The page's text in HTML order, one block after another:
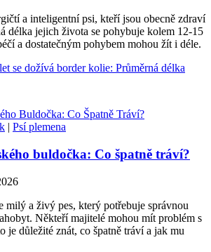
a inteligentní psi, kteří jsou obecně zdraví
délka jejich života se pohybuje kolem 12-15
a dostatečným pohybem mohou žít i déle.
se dožívá border kolie: Průměrná délka
| Psí plemena
buldočka: Co špatně tráví?
milý a živý pes, který potřebuje správnou
Někteří majitelé mohou mít problém s
je důležité znát, co špatně tráví a jak mu